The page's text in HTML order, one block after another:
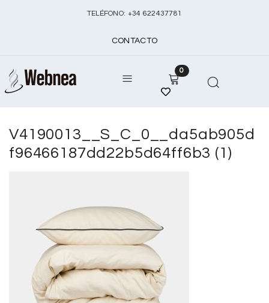
TELÉFONO: +34 622437781
CONTACTO
0
V4190013__S_C_0__da5ab905d
f96466187dd22b5d64ff6b3 (1)